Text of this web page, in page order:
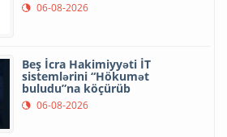
06-08-2026
Beş İcra Hakimiyyəti İT
sistemlərini “Hökumət
buludu”na köçürüb
06-08-2026